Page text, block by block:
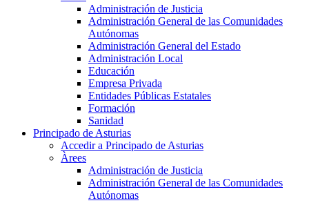
Administración de Justicia
Administración General de las Comunidades
Autónomas
Administración General del Estado
Administración Local
Educación
Empresa Privada
Entidades Públicas Estatales
Formación
Sanidad
Principado de Asturias
Accedir a Principado de Asturias
Àrees
Administración de Justicia
Administración General de las Comunidades
Autónomas